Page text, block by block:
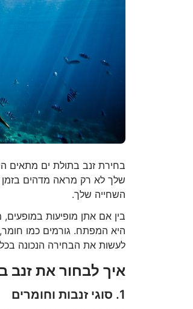
בחירת זנב בתולת ים מתאים
שלך לא רק מראה מדהים בזמן
השחייה שלך.
בין אם אתן מופיעות
היא המפתח. גורמים כמו חומר,
לעשות את הבחירה הנכונה
איך לבחור את זנב
1. סוגי זנבות וחומרים